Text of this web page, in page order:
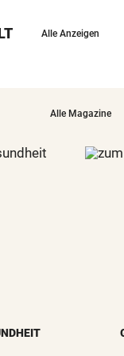
Alle Anzeigen
Alle Magazine